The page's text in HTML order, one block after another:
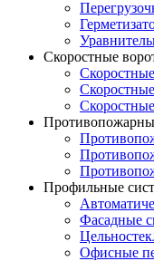
Скоростные
Профильные
Фасадные
Офисные